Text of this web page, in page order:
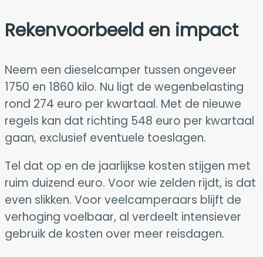
Rekenvoorbeeld en impact
Neem een dieselcamper tussen ongeveer
1750 en 1860 kilo. Nu ligt de wegenbelasting
rond 274 euro per kwartaal. Met de nieuwe
regels kan dat richting 548 euro per kwartaal
gaan, exclusief eventuele toeslagen.
Tel dat op en de jaarlijkse kosten stijgen met
ruim duizend euro. Voor wie zelden rijdt, is dat
even slikken. Voor veelcamperaars blijft de
verhoging voelbaar, al verdeelt intensiever
gebruik de kosten over meer reisdagen.